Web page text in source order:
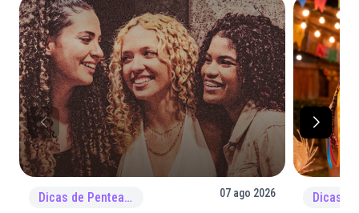
Dicas de Penteado 07 ago 2026